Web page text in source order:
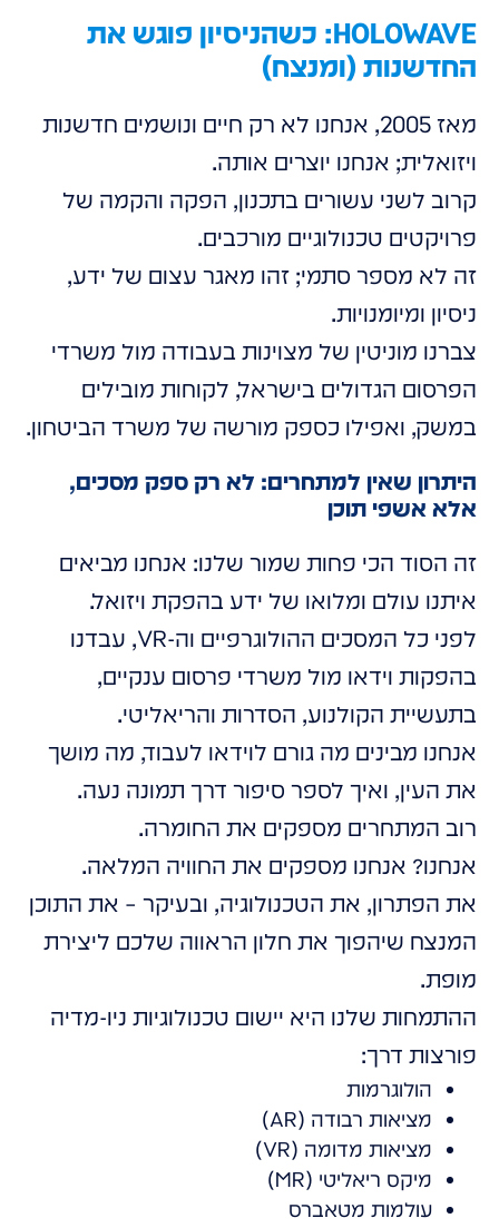
HOLOWAVE: כשהניסיון פוגש את
החדשנות (ומנצח)
מאז 2005, אנחנו לא רק חיים ונושמים חדשנות
ויזואלית; אנחנו יוצרים אותה.
קרוב לשני עשורים בתכנון, הפקה והקמה של
פרויקטים טכנולוגיים מורכבים.
זה לא מספר סתמי; זהו מאגר עצום של ידע,
ניסיון ומיומנויות.
צברנו מוניטין של מצוינות בעבודה מול משרדי
הפרסום הגדולים בישראל, לקוחות מובילים
במשק, ואפילו כספק מורשה של משרד הביטחון.
היתרון שאין למתחרים: לא רק ספק מסכים,
אלא אשפי תוכן
זה הסוד הכי פחות שמור שלנו: אנחנו מביאים
איתנו עולם ומלואו של ידע בהפקת ויזואל.
לפני כל המסכים ההולוגרפיים וה-VR, עבדנו
בהפקות וידאו מול משרדי פרסום ענקיים,
בתעשיית הקולנוע, הסדרות והריאליטי.
אנחנו מבינים מה גורם לוידאו לעבוד, מה מושך
את העין, ואיך לספר סיפור דרך תמונה נעה.
רוב המתחרים מספקים את החומרה.
אנחנו? אנחנו מספקים את החוויה המלאה.
את הפתרון, את הטכנולוגיה, ובעיקר – את התוכן
המנצח שיהפוך את חלון הראווה שלכם ליצירת
מופת.
ההתמחות שלנו היא יישום טכנולוגיות ניו-מדיה
פורצות דרך:
הולוגרמות
מציאות רבודה (AR)
מציאות מדומה (VR)
מיקס ריאליטי (MR)
עולמות מטאברס